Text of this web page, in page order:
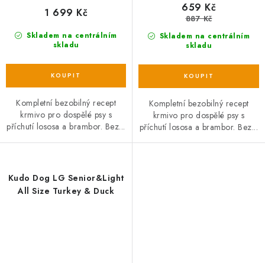
Skladem na centrálním
skladu
1 699 Kč
Kompletní bezobilný recept
krmivo pro dospělé psy s
příchutí lososa a brambor. Bez...
Skladem na centrálním
skladu
659 Kč
887 Kč
Kompletní bezobilný recept
krmivo pro dospělé psy s
příchutí lososa a brambor. Bez...
Kudo Dog LG Senior&Light
All Size Turkey & Duck